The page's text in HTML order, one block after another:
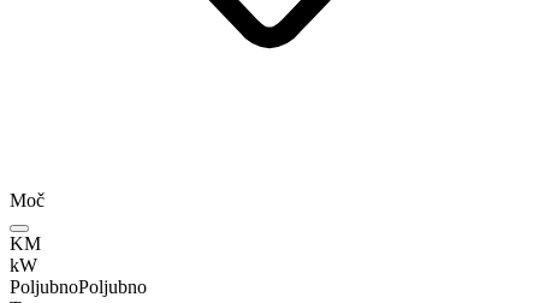
Moč
KM
kW
PoljubnoPoljubno